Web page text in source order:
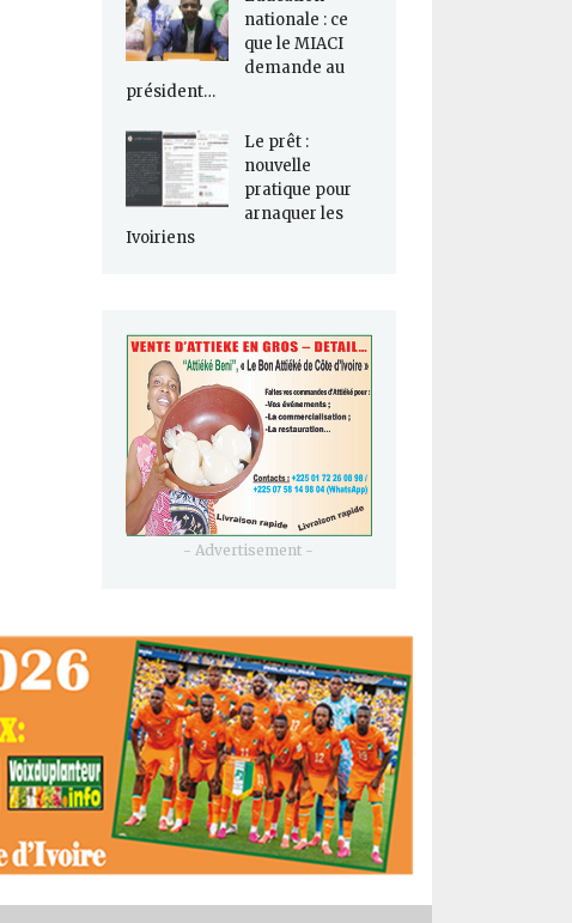
nationale : ce
que le MIACI
demande au
président…
Le prêt :
nouvelle
pratique pour
arnaquer les
Ivoiriens
- Advertisement -